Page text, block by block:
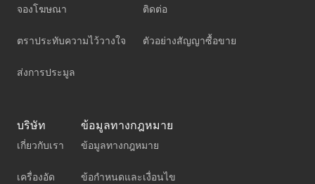
จองโฆษณา
ตราประทับความไว้วางใจ
ส่งการประมูล
ติดต่อ
ตัวอย่างสัญญาซื้อขาย
บริษัท
เกี่ยวกับเรา
เครื่องอัด
ข้อมูลทางกฎหมาย
ข้อมูลทางกฎหมาย
ข้อกำหนดและเงื่อนไข